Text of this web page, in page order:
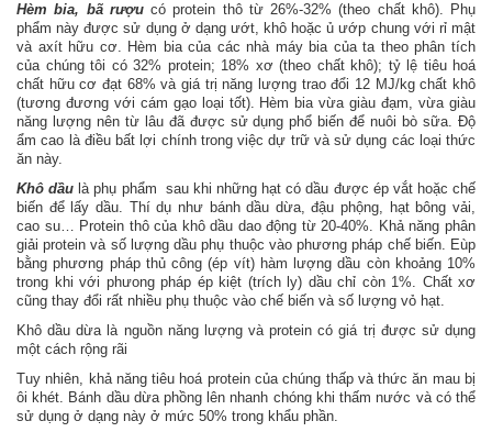
Hèm bia, bã rượucó protein thô từ 26%-32% (theo chất khô). Phụ
phẩm này được sử dụng ở dạng ướt, khô hoặc ủ ướp chung với rỉ mật
và axít hữu cơ. Hèm bia của các nhà máy bia của ta theo phân tích
của chúng tôi có 32% protein; 18% xơ (theo chất khô); tỷ lệ tiêu hoá
chất hữu cơ đạt 68% và giá trị năng lượng trao đổi 12 MJ/kg chất khô
(tương đương với cám gạo loại tốt). Hèm bia vừa giàu đạm, vừa giàu
năng lượng nên từ lâu đã được sử dụng phổ biến để nuôi bò sữa. Độ
ẩm cao là điều bất lợi chính trong việc dự trữ và sử dụng các loại thức
ăn này.
Khô dầu là phụ phẩm sau khi những hạt có dầu được ép vắt hoặc chế
biến để lấy dầu. Thí dụ như bánh dầu dừa, đậu phộng, hạt bông vải,
cao su… Protein thô của khô dầu dao động từ 20-40%. Khả năng phân
giải protein và số lượng dầu phụ thuộc vào phương pháp chế biến. Eùp
bằng phương pháp thủ công (ép vít) hàm lượng dầu còn khoảng 10%
trong khi với phưong pháp ép kiệt (trích ly) dầu chỉ còn 1%. Chất xơ
cũng thay đổi rất nhiều phụ thuộc vào chế biến và số lượng vỏ hạt.
Khô dầu dừa là nguồn năng lượng và protein có giá trị được sử dụng
một cách rộng rãi
Tuy nhiên, khả năng tiêu hoá protein của chúng thấp và thức ăn mau bị
ôi khét. Bánh dầu dừa phồng lên nhanh chóng khi thấm nước và có thể
sử dụng ở dạng này ở mức 50% trong khẩu phần.